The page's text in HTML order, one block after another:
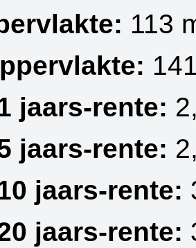
113
jaars-rente:
jaars-rente:
jaars-rente:
jaars-rente: